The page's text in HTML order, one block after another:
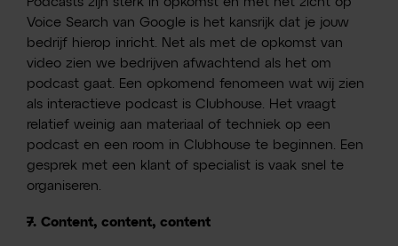
Voice Search van Google is het kansrijk dat je jouw
bedrijf hierop inricht. Net als met de opkomst van
video zien we bedrijven afwachtend als het om
podcast gaat. Een opkomend fenomeen wat wij zien
als interactieve podcast is Clubhouse. Het vraagt
relatief weinig aan materiaal of techniek op een
podcast en een room in Clubhouse te beginnen. Een
gesprek met een klant of specialist is vaak snel te
organiseren.
7. Content, content, content